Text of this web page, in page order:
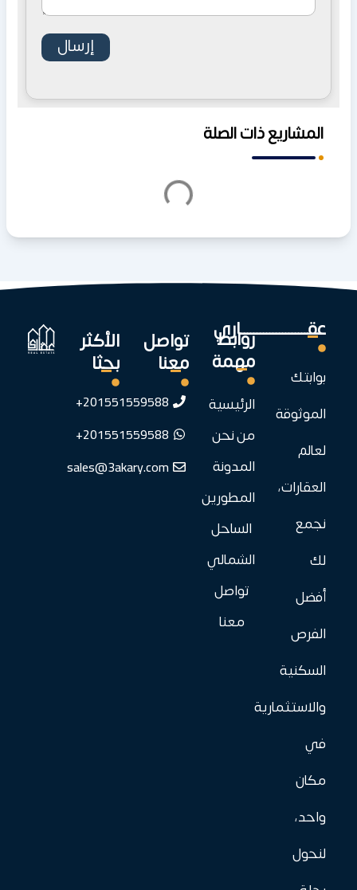
المشاريع ذات الصلة
عقـــــــــــــــــــــاري
بوابتك
الموثوقة
لعالم
العقارات،
نجمع
لك
أفضل
الفرص
السكنية
والاستثمارية
في
مكان
واحد،
لنحول
روابط
مهمة
الرئيسية
من نحن
المدونة
المطورين
الساحل
الشمالي
تواصل
معنا
تواصل
معنا
201551559588+
201551559588+
sales@3akary.com
الأكثر
بحثا